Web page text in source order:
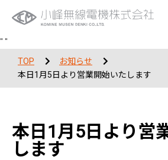
" "
TOP
お知らせ
本日1月5日より営業開始いたします
本日1月5日より営
します